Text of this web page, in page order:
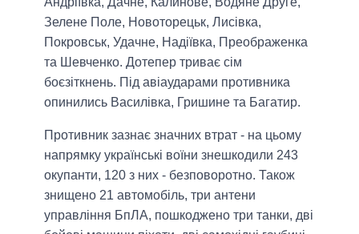
Зелене Поле, Новоторецьк, Лисівка,
Покровськ, Удачне, Надіївка, Преображенка
та Шевченко. Дотепер триває сім
боєзіткнень. Під авіаударами противника
опинились Василівка, Гришине та Багатир.
Противник зазнає значних втрат - на цьому
напрямку українські воїни знешкодили 243
окупанти, 120 з них - безповоротно. Також
знищено 21 автомобіль, три антени
управління БпЛА, пошкоджено три танки, дві